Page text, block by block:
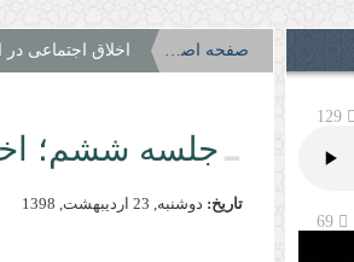
129
69
صفحه اصلی اخلاق اجتماعی در
جلسه ششم؛
تاریخ: دوشنبه, 23 ارديبهشت, 1398